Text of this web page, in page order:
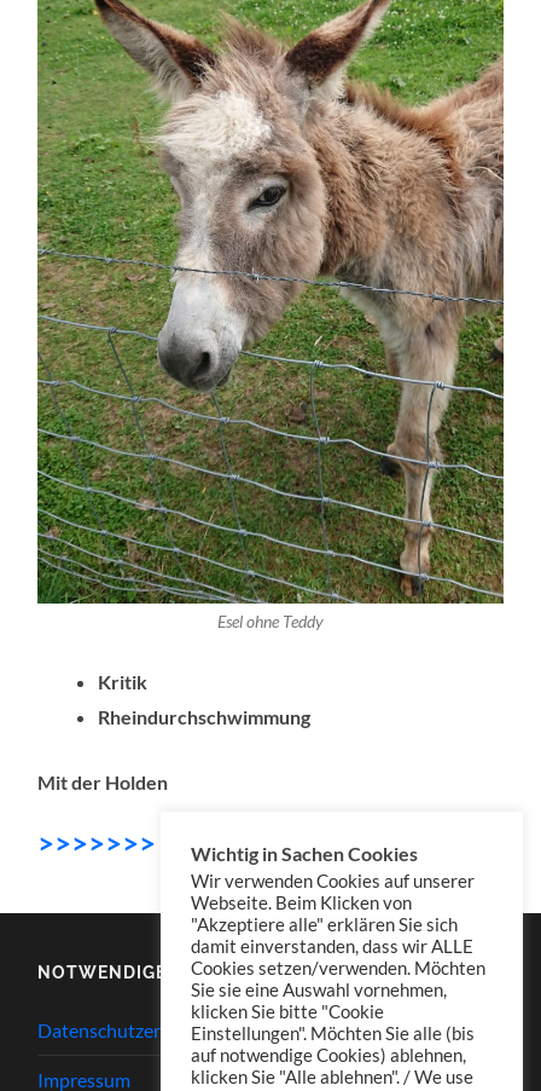
Esel ohne Teddy
Kritik
Rheindurchschwimmung
Mit der Holden
>>>>>>> DOWNLOAD
NOTWENDIGES
Datenschutzerklärung
Impressum
Wichtig in Sachen Cookies
Wir verwenden Cookies auf unserer
Webseite. Beim Klicken von
"Akzeptiere alle" erklären Sie sich
damit einverstanden, dass wir ALLE
Cookies setzen/verwenden. Möchten
Sie sie eine Auswahl vornehmen,
klicken Sie bitte "Cookie
Einstellungen". Möchten Sie alle (bis
auf notwendige Cookies) ablehnen,
klicken Sie "Alle ablehnen". / We use